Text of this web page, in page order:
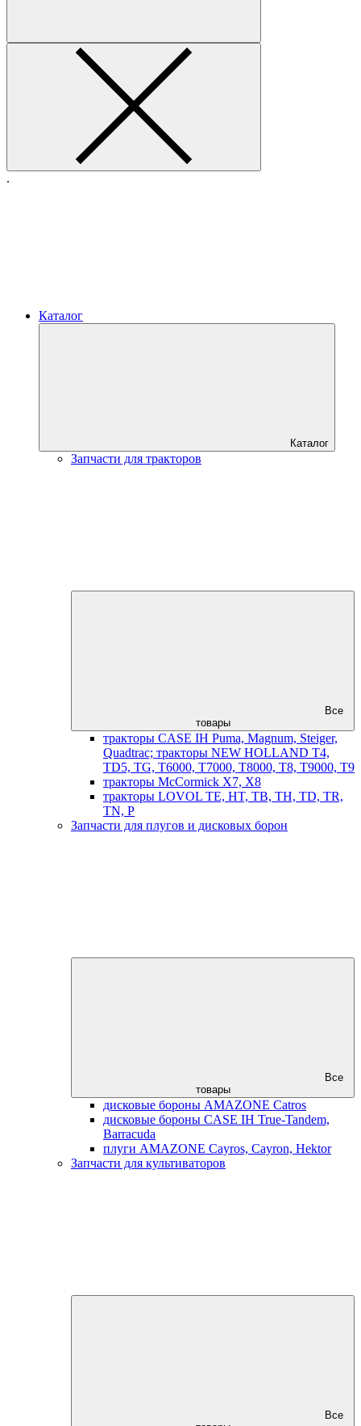
.
Каталог
Каталог
Запчасти для тракторов
Все
товары
тракторы CASE IH Puma, Magnum, Steiger,
Quadtrac; тракторы NEW HOLLAND T4,
TD5, TG, T6000, T7000, T8000, T8, T9000, T9
тракторы McCormick X7, X8
тракторы LOVOL TE, HT, TB, TH, TD, TR,
TN, P
Запчасти для плугов и дисковых борон
Все
товары
дисковые бороны AMAZONE Catros
дисковые бороны CASE IH True-Tandem,
Barracuda
плуги AMAZONE Cayros, Cayron, Hektor
Запчасти для культиваторов
Все